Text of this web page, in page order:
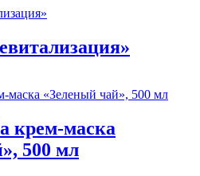
крем-маска
500 мл